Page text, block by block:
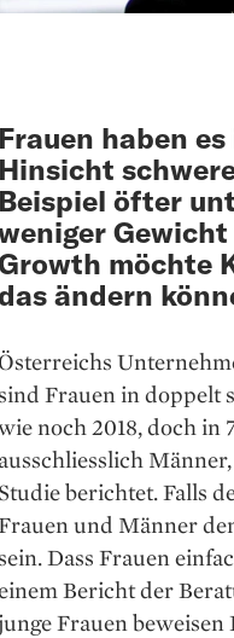
Frauen haben
Hinsicht
Beispiel öfter
möchte
ändern
Österreichs
sind Frauen in doppelt
noch 2018, doch in
ausschliesslich
Studie berichtet. Falls
und Männer
sein. Dass Frauen
Bericht der
junge Frauen